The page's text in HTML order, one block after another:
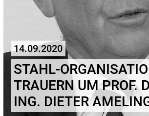
14.09.2020
STAHL-
TRAUERN UM PROF.
ING. DIETER